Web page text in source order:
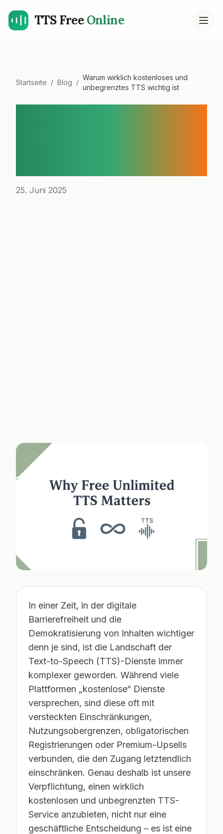
TTS FreeOnline
Startseite / Blog /
Warum wirklich kostenloses und
unbegrenztes TTS wichtig ist
25. Juni 2025
In einer Zeit, in der digitale
Barrierefreiheit und die
Demokratisierung von Inhalten wichtiger
denn je sind, ist die Landschaft der
Text-to-Speech (TTS)-Dienste immer
komplexer geworden. Während viele
Plattformen „kostenlose“ Dienste
versprechen, sind diese oft mit
versteckten Einschränkungen,
Nutzungsobergrenzen, obligatorischen
Registrierungen oder Premium-Upsells
verbunden, die den Zugang letztendlich
einschränken. Genau deshalb ist unsere
Verpflichtung, einen wirklich
kostenlosen und unbegrenzten TTS-
Service anzubieten, nicht nur eine
geschäftliche Entscheidung – es ist eine